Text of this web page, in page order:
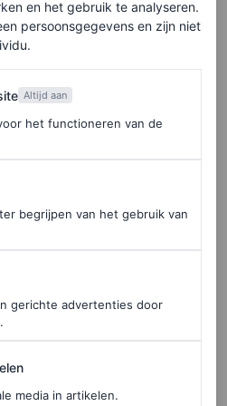
het net gehad over het werken
zijn nieuwe Peacock-serie,
hoe hij zijn telefoon moet
“Wie denkt daar eigenlijk
op. “Als iemand me zou
naar mijn telefoon grijpen.”
is waar vrouwen de hele tijd
ze snel en kalm, voordat ze op
reageert met een perfect
heb ik gelijk?”
artikelen in je inbox?
de Vogue-nieuwsbrief.
en het gebruik te analyseren.
persoonsgegevens en zijn niet
Altijd aan
het functioneren van de
begrijpen van het gebruik van
gerichte advertenties door
media in artikelen.